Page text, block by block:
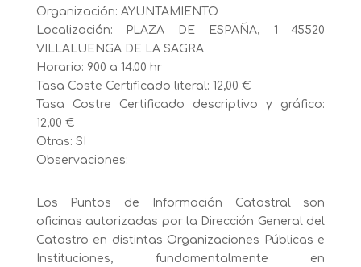
Organización: AYUNTAMIENTO
Localización: PLAZA DE ESPAÑA, 1 45520
VILLALUENGA DE LA SAGRA
Horario: 9.00 a 14.00 hr
Tasa Coste Certificado literal: 12,00 €
Tasa Costre Certificado descriptivo y gráfico:
12,00 €
Otras: SI
Observaciones:
Los Puntos de Información Catastral son
oficinas autorizadas por la Dirección General del
Catastro en distintas Organizaciones Públicas e
Instituciones, fundamentalmente en